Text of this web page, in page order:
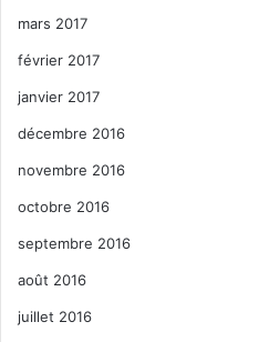
mars 2017
février 2017
janvier 2017
décembre 2016
novembre 2016
octobre 2016
septembre 2016
août 2016
juillet 2016